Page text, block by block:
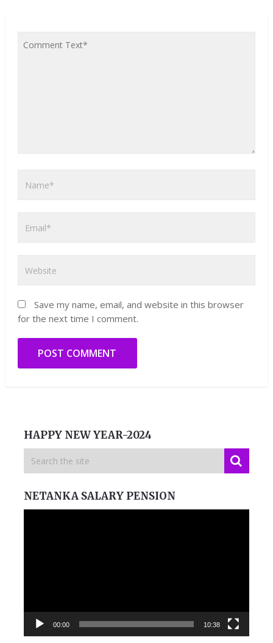
Save my name, email, and website in this browser
for the next time I comment.
HAPPY NEW YEAR-2024
NETANKA SALARY PENSION
00:00 10:38